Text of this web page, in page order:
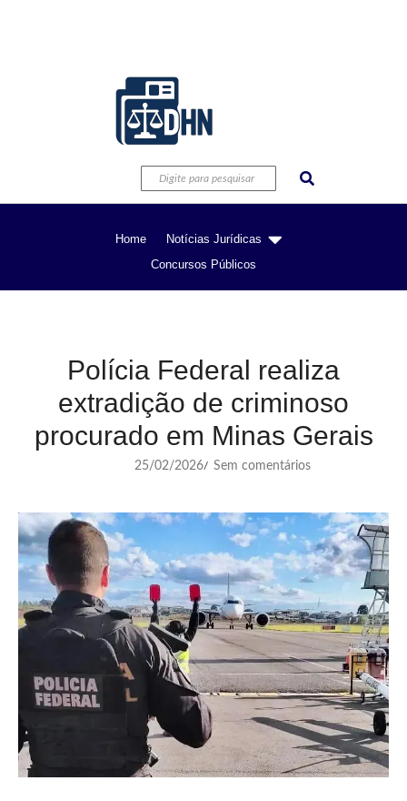
Home
Notícias Jurídicas
Concursos Públicos
Polícia Federal realiza
extradição de criminoso
procurado em Minas Gerais
25/02/2026/ Sem comentários